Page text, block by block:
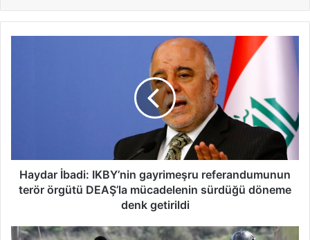
Haydar İbadi: IKBY’nin gayrimeşru referandumunun
terör örgütü DEAŞ’la mücadelenin sürdüğü döneme
denk getirildi